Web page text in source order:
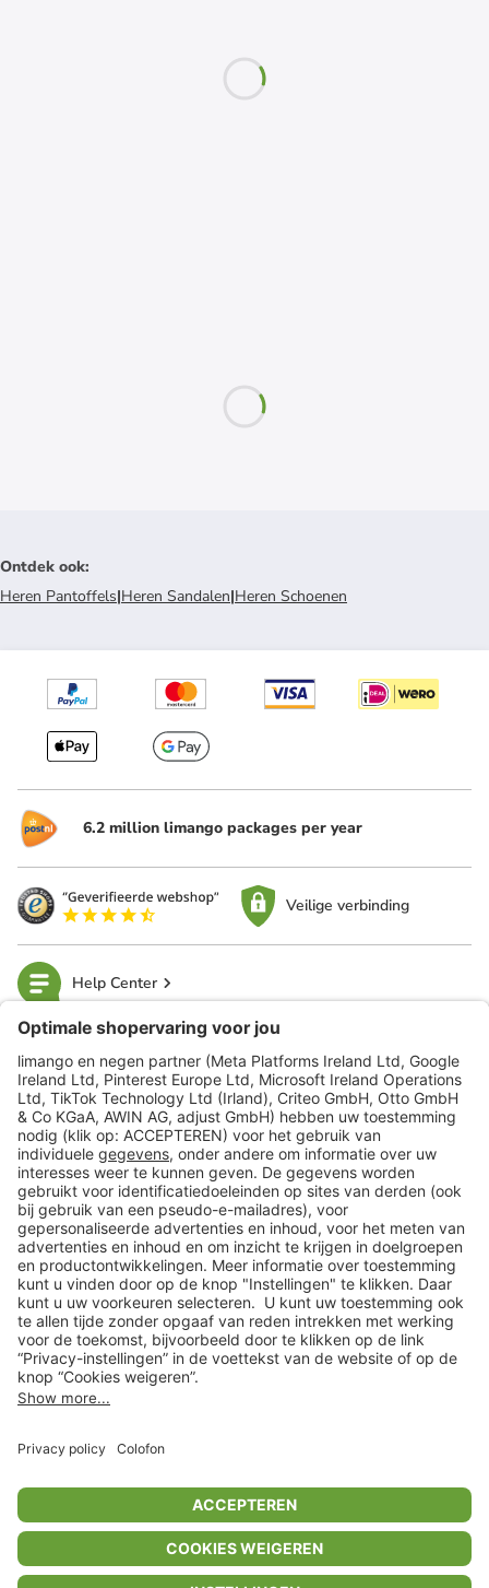
In winkelwagentje voor
Ontdek ook:
Heren Pantoffels|Heren Sandalen|Heren Schoenen
6.2 million limango packages per year
Veilige verbinding
Help Center
limango
Veilig winkelen
Klantenservice
Shop
Acties
limango.de limango.pl
** Alle prijsopgaven zijn inclusief belasting en exclusief verzendkosten